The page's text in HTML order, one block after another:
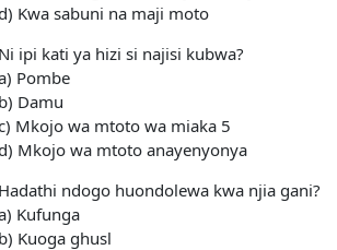
Kwa sabuni na maji moto
Ni ipi kati ya hizi si najisi kubwa?
Pombe
b) Damu
Mkojo wa mtoto wa miaka 5
Mkojo wa mtoto anayenyonya
Hadathi ndogo huondolewa kwa njia gani?
Kufunga
b) Kuoga ghusl